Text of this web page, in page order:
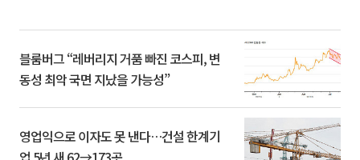
블룸버그 “레버리지 거품 빠진 코스피, 변
동성 최악 국면 지났을 가능성”
영업익으로 이자도 못 낸다…건설 한계기